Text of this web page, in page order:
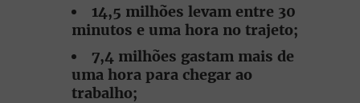
14,5 milhões levam entre 30
minutos e uma hora no trajeto;
7,4 milhões gastam mais de
uma hora para chegar ao
trabalho;